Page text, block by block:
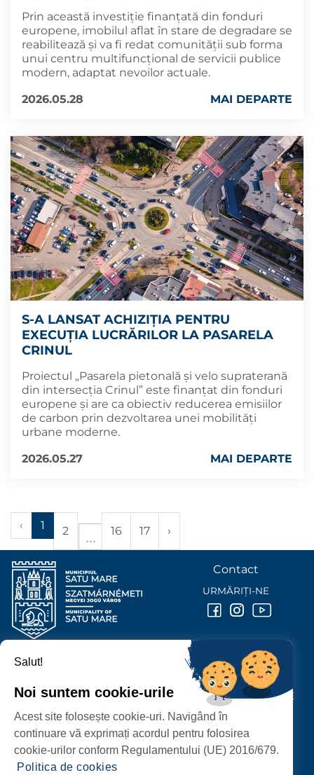
Prin această investiție finanțată din fonduri
europene, imobilul aflat în stare de degradare se
reabilitează și va fi redat comunității sub forma
unui centru multifuncțional de servicii publice
modern, adaptat nevoilor actuale.
2026.05.28
MAI DEPARTE
S-A LANSAT ACHIZIȚIA PENTRU
EXECUȚIA LUCRĂRILOR LA PASARELA
CRINUL
Proiectul „Pasarela pietonală și velo supraterană
din intersecția Crinul” este finanțat din fonduri
europene și are ca obiectiv reducerea emisiilor
de carbon prin dezvoltarea unei mobilități
urbane moderne.
2026.05.27
MAI DEPARTE
‹ 1 2 16 17 ›
PROTECȚIA DATELOR PERSONALE
PRIMĂRIA MUNICIPIULUI
P-ȚA 25 OCTOMBRIE, NR. 1 CORP M, 440026 SATU MARE
Contact
URMĂRIȚI-NE
Salut!
Noi suntem cookie-urile
Acest site folosește cookie-uri. Navigând în
continuare vă exprimați acordul pentru folosirea
cookie-urilor conform Regulamentului (UE) 2016/679.
Politica de cookies